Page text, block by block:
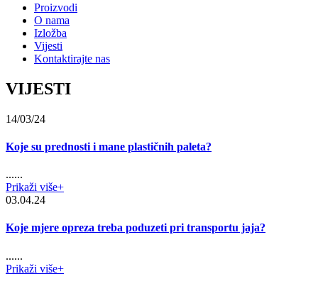
Proizvodi
O nama
Izložba
Vijesti
Kontaktirajte nas
VIJESTI
14/03/24
Koje su prednosti i mane plastičnih paleta?
......
Prikaži više+
03.04.24
Koje mjere opreza treba poduzeti pri transportu jaja?
......
Prikaži više+